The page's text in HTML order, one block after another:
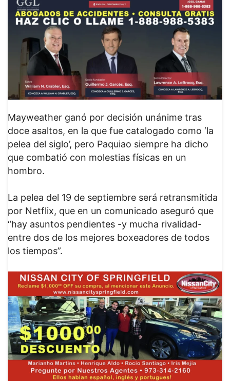
Mayweather ganó por decisión unánime tras
doce asaltos, en la que fue catalogado como ‘la
pelea del siglo’, pero Paquiao siempre ha dicho
que combatió con molestias físicas en un
hombro.
La pelea del 19 de septiembre será retransmitida
por Netflix, que en un comunicado aseguró que
“hay asuntos pendientes -y mucha rivalidad-
entre dos de los mejores boxeadores de todos
los tiempos”.